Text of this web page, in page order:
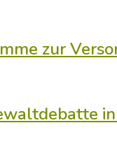
zur